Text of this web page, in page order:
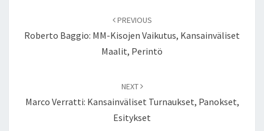
PREVIOUS
Roberto Baggio: MM-Kisojen Vaikutus, Kansainväliset
Maalit, Perintö
NEXT
Marco Verratti: Kansainväliset Turnaukset, Panokset,
Esitykset